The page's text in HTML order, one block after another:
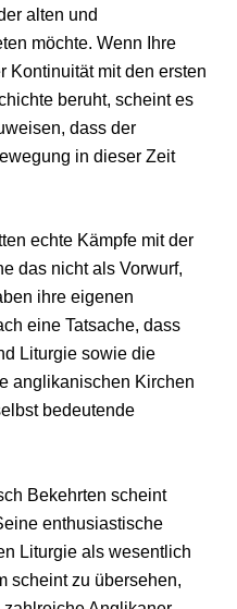
alten und
möchte. Wenn Ihre
Kontinuität mit den ersten
beruht, scheint es
dass der
in dieser Zeit
echte Kämpfe mit der
das nicht als Vorwurf,
ihre eigenen
eine Tatsache, dass
Liturgie sowie die
anglikanischen Kirchen
bedeutende
Bekehrten scheint
enthusiastische
Liturgie als wesentlich
scheint zu übersehen,